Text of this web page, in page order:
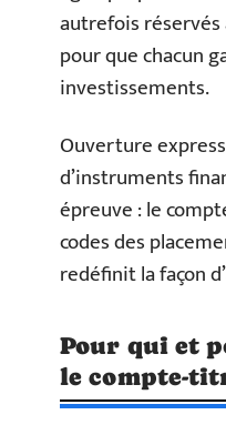
autrefois
pour que chacun
investissements.
Ouverture
d’instruments
épreuve : le
codes des
redéfinit la façon
Pour qui et
le compte-